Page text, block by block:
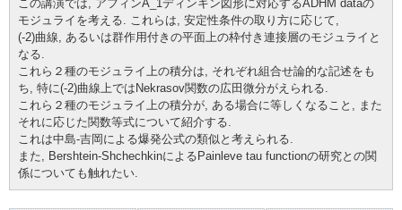
この講演では, アフィンA_1ディンキン図形に対応するADHM dataの
モジュライを考える. これらは, 安定性条件の取り方に応じて,
(-2)曲線, あるいは群作用付きの平面上の枠付き連接層のモジュライと
なる.
これら２種のモジュライ上の積分は, それぞれ組合せ論的な記述をも
ち, 特に(-2)曲線上ではNekrasov関数の広田微分がえられる.
これら２種のモジュライ上の積分が, ある場合に等しくなること, また
それに応じた関数等式について紹介する.
これは中島-吉岡による爆発公式の類似と考えられる.
また, Bershtein-ShchechkinによるPainleve tau functionの研究との関
係についても触れたい.